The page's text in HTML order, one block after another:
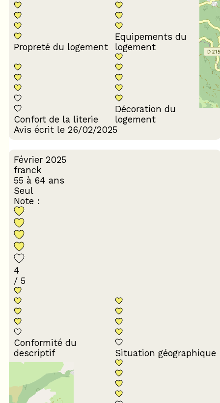
Propreté du logement
Equipements du
logement
Confort de la literie
Décoration du
logement
Avis écrit le 26/02/2025
Février 2025
franck
55 à 64 ans
Seul
Note :
4
/ 5
Conformité du
descriptif
Situation géographique